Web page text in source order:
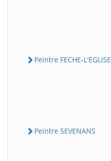
Peintre FECHE-L'EGLISE
Peintre SEVENANS